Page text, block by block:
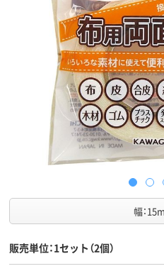
幅：
販売単位：1セット（2個）